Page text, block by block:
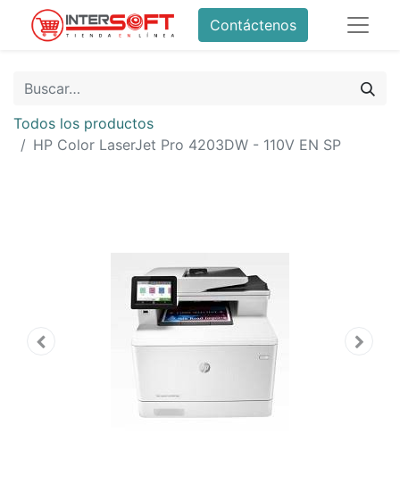
Contáctenos
Todos los productos
HP Color LaserJet Pro 4203DW - 110V EN SP